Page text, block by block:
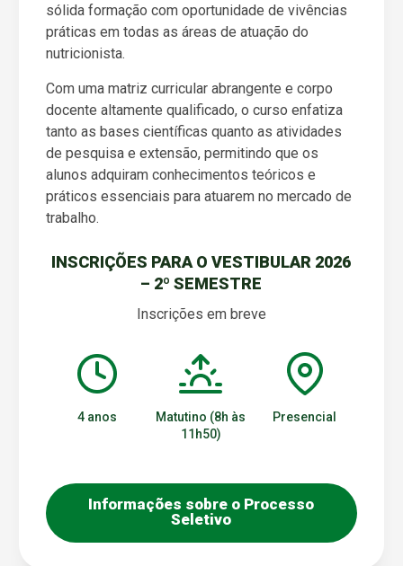
sólida formação com oportunidade de vivências
práticas em todas as áreas de atuação do
nutricionista.
Com uma matriz curricular abrangente e corpo
docente altamente qualificado, o curso enfatiza
tanto as bases científicas quanto as atividades
de pesquisa e extensão, permitindo que os
alunos adquiram conhecimentos teóricos e
práticos essenciais para atuarem no mercado de
trabalho.
INSCRIÇÕES PARA O VESTIBULAR 2026
– 2º SEMESTRE
Inscrições em breve
4 anos
Matutino (8h às
11h50)
Presencial
Informações sobre o Processo
Seletivo